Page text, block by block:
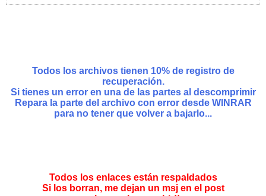
Todos los archivos tienen 10% de registro de
recuperación.
Si tienes un error en una de las partes al descomprimir
Repara la parte del archivo con error desde WINRAR
para no tener que volver a bajarlo...
Todos los enlaces están respaldados
Si los borran, me dejan un msj en el post